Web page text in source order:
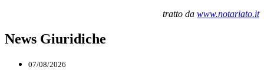
tratto da www.notariato.it
News Giuridiche
07/08/2026